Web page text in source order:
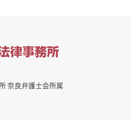
奈良弁護士会所属